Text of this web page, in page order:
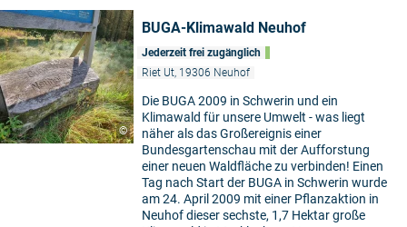
©
BUGA-Klimawald Neuhof
Jederzeit frei zugänglich
Riet Ut, 19306 Neuhof
Die BUGA 2009 in Schwerin und ein
Klimawald für unsere Umwelt - was liegt
näher als das Großereignis einer
Bundesgartenschau mit der Aufforstung
einer neuen Waldfläche zu verbinden! Einen
Tag nach Start der BUGA in Schwerin wurde
am 24. April 2009 mit einer Pflanzaktion in
Neuhof dieser sechste, 1,7 Hektar große